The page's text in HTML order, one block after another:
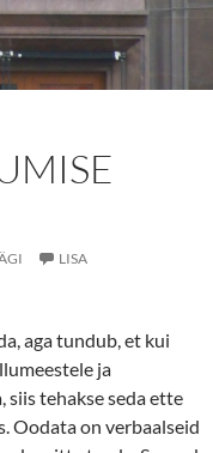
LISA
aga tundub, et kui
ja
tehakse seda ette
Oodata on verbaalseid